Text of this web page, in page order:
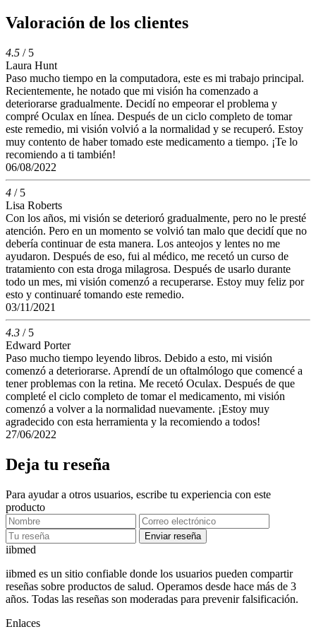
Valoración de los clientes
4.5 / 5
Laura Hunt
Paso mucho tiempo en la computadora, este es mi trabajo principal.
Recientemente, he notado que mi visión ha comenzado a
deteriorarse gradualmente. Decidí no empeorar el problema y
compré Oculax en línea. Después de un ciclo completo de tomar
este remedio, mi visión volvió a la normalidad y se recuperó. Estoy
muy contento de haber tomado este medicamento a tiempo. ¡Te lo
recomiendo a ti también!
06/08/2022
4 / 5
Lisa Roberts
Con los años, mi visión se deterioró gradualmente, pero no le presté
atención. Pero en un momento se volvió tan malo que decidí que no
debería continuar de esta manera. Los anteojos y lentes no me
ayudaron. Después de eso, fui al médico, me recetó un curso de
tratamiento con esta droga milagrosa. Después de usarlo durante
todo un mes, mi visión comenzó a recuperarse. Estoy muy feliz por
esto y continuaré tomando este remedio.
03/11/2021
4.3 / 5
Edward Porter
Paso mucho tiempo leyendo libros. Debido a esto, mi visión
comenzó a deteriorarse. Aprendí de un oftalmólogo que comencé a
tener problemas con la retina. Me recetó Oculax. Después de que
completé el ciclo completo de tomar el medicamento, mi visión
comenzó a volver a la normalidad nuevamente. ¡Estoy muy
agradecido con esta herramienta y la recomiendo a todos!
27/06/2022
Deja tu reseña
Para ayudar a otros usuarios, escribe tu experiencia con este
producto
Enviar reseña
iibmed
iibmed es un sitio confiable donde los usuarios pueden compartir
reseñas sobre productos de salud. Operamos desde hace más de 3
años. Todas las reseñas son moderadas para prevenir falsificación.
Enlaces